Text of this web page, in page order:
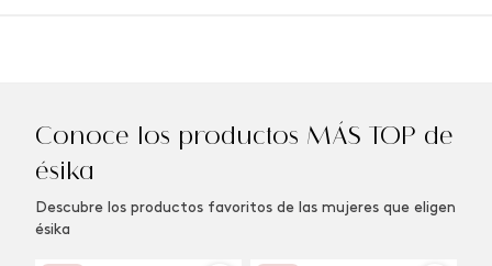
Conoce los productos MÁS TOP de
ésika
Descubre los productos favoritos de las mujeres que eligen
ésika